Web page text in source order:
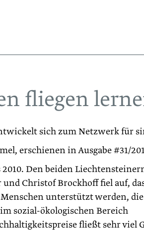
fliegen
sich zum Netzwerk für
erschienen in Ausgabe #31/
2010. Den beiden
und Christof Brockhoff fiel auf,
unterstützt werden,
sozial-ökologischen Bereich
fließt sehr viel